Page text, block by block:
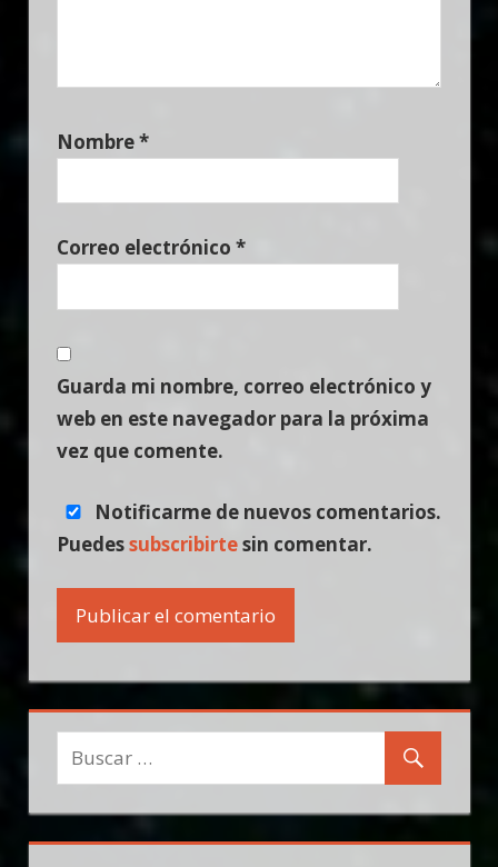
Nombre*
Correo electrónico *
Guarda mi nombre, correo electrónico y
web en este navegador para la próxima
vez que comente.
Notificarme de nuevos comentarios.
Puedessubscribirtesin comentar.